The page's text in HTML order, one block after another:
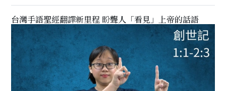
台灣手語聖經翻譯新里程 盼聾人「看見」上帝的話語